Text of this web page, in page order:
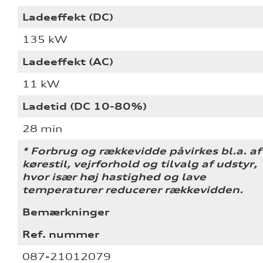
Ladeeffekt (DC)
135 kW
Ladeeffekt (AC)
11 kW
Ladetid (DC 10-80%)
28 min
* Forbrug og rækkevidde påvirkes bl.a. af
kørestil, vejrforhold og tilvalg af udstyr,
hvor især høj hastighed og lave
temperaturer reducerer rækkevidden.
Bemærkninger
Ref. nummer
087-21012079